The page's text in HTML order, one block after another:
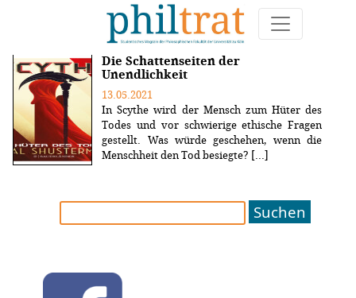
Weitere Artikel zum Thema "Jugendroman"
Die Schattenseiten der
Unendlichkeit
13.05.2021
In Scythe wird der Mensch zum Hüter des
Todes und vor schwierige ethische Fragen
gestellt. Was würde geschehen, wenn die
Menschheit den Tod besiegte? [...]
Suchen